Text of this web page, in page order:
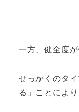
一方、健全度
せっかくのタ
る」ことにより